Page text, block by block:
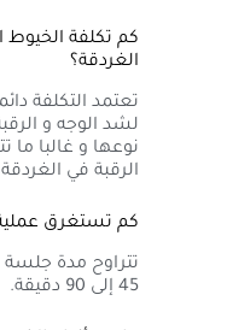
كم تكلفة الخيوط
الغردقة؟
تعتمد التكلفة
لشد الوجه و
نوعها و غالبا ما
الرقبة في الغردقة من 300 إلى
كم تستغرق عملية
تتراوح مدة جلسة
45 إلى 90 دقيقة.